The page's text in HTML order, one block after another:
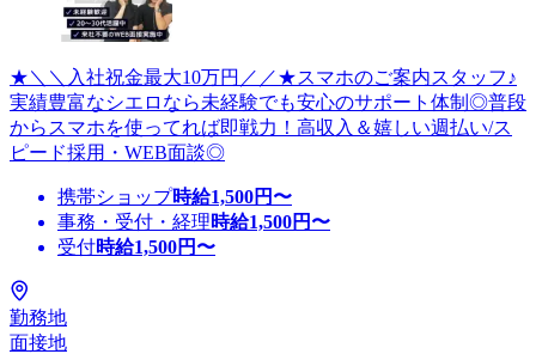
★＼＼入社祝金最大10万円／／★スマホのご案内スタッフ♪
実績豊富なシエロなら未経験でも安心のサポート体制◎普段
からスマホを使ってれば即戦力！高収入＆嬉しい週払い/ス
ピード採用・WEB面談◎
携帯ショップ時給1,500円〜
事務・受付・経理時給1,500円〜
受付時給1,500円〜
勤務地
面接地